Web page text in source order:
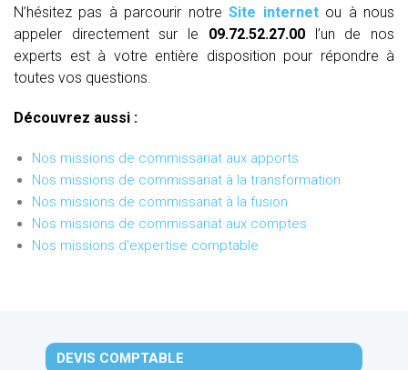
N’hésitez pas à parcourir notreSite internet ou à nous
appeler directement sur le 09.72.52.27.00l’un de nos
experts est à votre entière disposition pour répondre à
toutes vos questions.
Découvrez aussi :
Nos missions de commissariat aux apports
Nos missions de commissariat à la transformation
Nos missions de commissariat à la fusion
Nos missions de commissariat aux comptes
Nos missions d'expertise comptable
DEVIS COMPTABLE